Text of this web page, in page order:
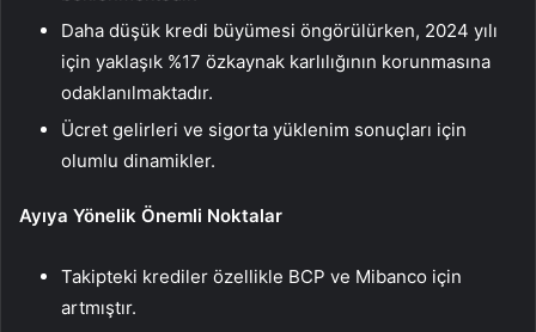
Daha düşük kredi büyümesi öngörülürken, 2024 yılı
için yaklaşık %17 özkaynak karlılığının korunmasına
odaklanılmaktadır.
Ücret gelirleri ve sigorta yüklenim sonuçları için
olumlu dinamikler.
Ayıya Yönelik Önemli Noktalar
Takipteki krediler özellikle BCP ve Mibanco için
artmıştır.